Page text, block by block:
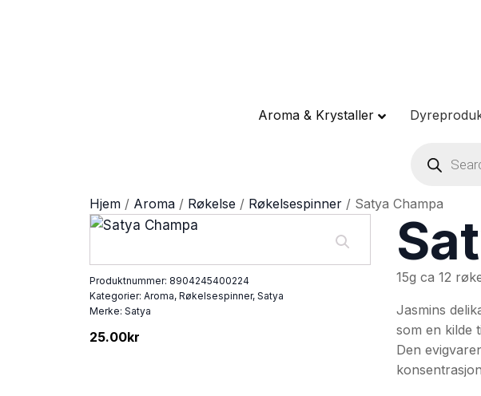
Aroma & Krystaller
Products
search
Hjem / Aroma / Røkelse / Røkelsespinner / Satya Champa
Produktnummer: 8904245400224
Kategorier: Aroma, Røkelsespinner, Satya
Merke: Satya
25.00kr
15g ca 12
Jasmins
som en kilde
Den